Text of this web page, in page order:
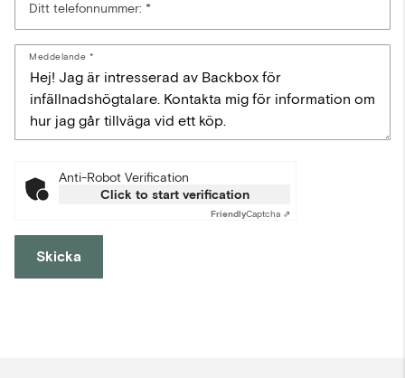
Ditt telefonnummer:
Meddelande
Anti-Robot Verification
Click to start verification
FriendlyCaptcha ⇗
Skicka